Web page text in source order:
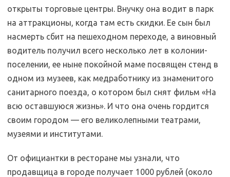
открыты торговые центры. Внучку она водит в парк
на аттракционы, когда там есть скидки. Ее сын был
насмерть сбит на пешеходном переходе, а виновный
водитель получил всего несколько лет в колонии-
поселении, ее ныне покойной маме посвящен стенд в
одном из музеев, как медработнику из знаменитого
санитарного поезда, о котором был снят фильм «На
всю оставшуюся жизнь». И что она очень гордится
своим городом — его великолепными театрами,
музеями и институтами.
От официантки в ресторане мы узнали, что
продавщица в городе получает 1000 рублей (около